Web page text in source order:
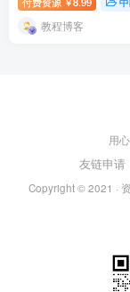
教程博客
用
友链申请
Copyright © 2021 ·